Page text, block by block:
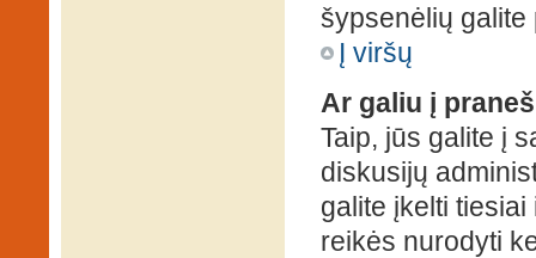
šypsenėlių galite
Į viršų
Ar galiu į
Taip, jūs galite į
diskusijų
galite įkelti
reikės nurodyti